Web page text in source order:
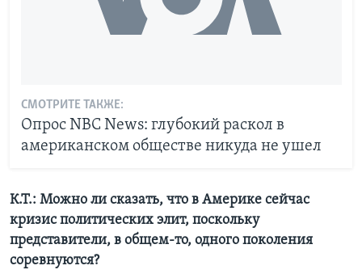
СМОТРИТЕ ТАКЖЕ:
Опрос NBC News: глубокий раскол в
американском обществе никуда не ушел
К.Т.: Можно ли сказать, что в Америке сейчас
кризис политических элит, поскольку
представители, в общем-то, одного поколения
соревнуются?